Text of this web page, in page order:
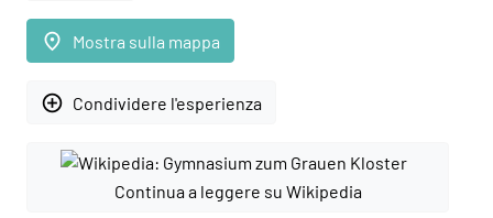
place Mostra sulla mappa
add_circle_outline Condividere l'esperienza
Continua a leggere su Wikipedia